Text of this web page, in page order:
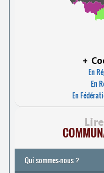
+
En
En
En
Qui sommes-nous ?